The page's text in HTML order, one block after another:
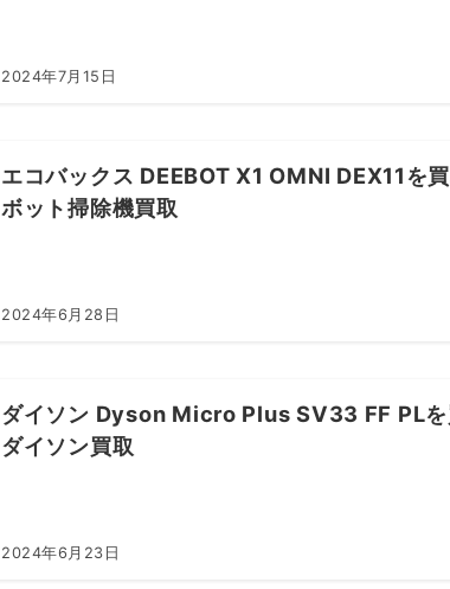
2024年7月15日
エコバックス DEEBOT X1 OMNI DEX11を
ボット掃除機買取
2024年6月28日
ダイソン Dyson Micro Plus SV33 FF PLを
ダイソン買取
2024年6月23日